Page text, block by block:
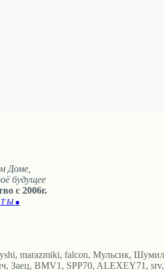
Доме,
будущее
с 2006г.
Ы ●
marazmiki, falcon, Мульсик,
BMV1, SPP70, ALEXEY71,